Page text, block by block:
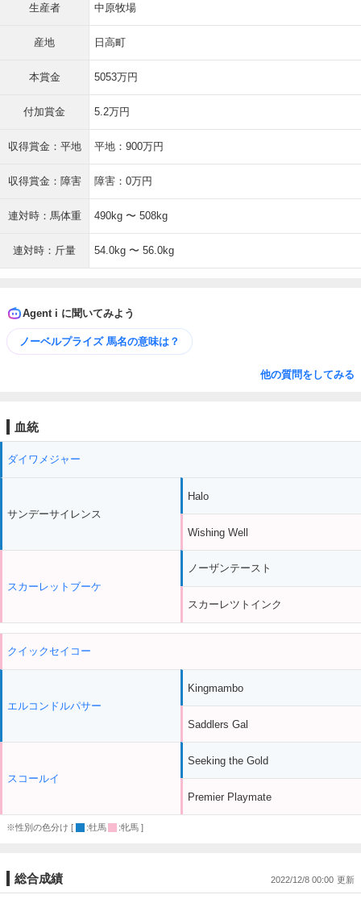
生産者 中原牧場
産地 日高町
本賞金 5053万円
付加賞金 5.2万円
収得賞金：平地 平地：900万円
収得賞金：障害 障害：0万円
連対時：馬体重 490kg 〜 508kg
連対時：斤量 54.0kg 〜 56.0kg
Agent i に聞いてみよう
ノーベルプライズ 馬名の意味は？
他の質問をしてみる
血統
ダイワメジャー
サンデーサイレンス
スカーレットブーケ
Halo
Wishing Well
ノーザンテースト
スカーレツトインク
クイックセイコー
エルコンドルパサー
スコールイ
Kingmambo
Saddlers Gal
Seeking the Gold
Premier Playmate
※性別の色分け [ :牡馬 :牝馬 ]
総合成績 2022/12/8 00:00